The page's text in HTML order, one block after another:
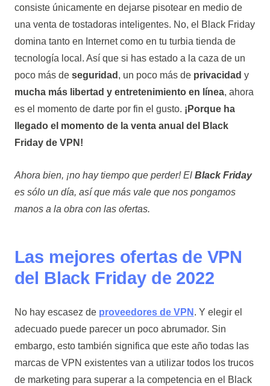
consiste únicamente en dejarse pisotear en medio de
una venta de tostadoras inteligentes. No, el Black Friday
domina tanto en Internet como en tu turbia tienda de
tecnología local. Así que si has estado a la caza de un
poco más de seguridad , un poco más de privacidad y
mucha más libertad y entretenimiento en línea, ahora
es el momento de darte por fin el gusto. ¡Porque ha
llegado el momento de la venta anual del Black
Friday de VPN!
Ahora bien, ¡no hay tiempo que perder! El Black Friday
es sólo un día, así que más vale que nos pongamos
manos a la obra con las ofertas.
Las mejores ofertas de VPN
del Black Friday de 2022
No hay escasez de proveedores de VPN . Y elegir el
adecuado puede parecer un poco abrumador. Sin
embargo, esto también significa que este año todas las
marcas de VPN existentes van a utilizar todos los trucos
de marketing para superar a la competencia en el Black